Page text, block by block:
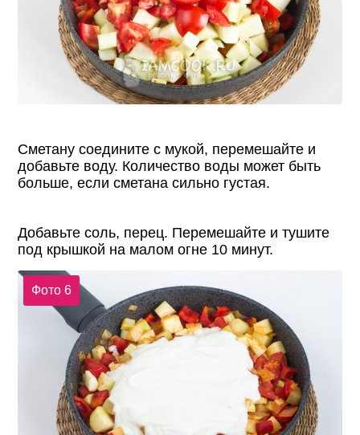
Сметану соедините с мукой, перемешайте и
добавьте воду. Количество воды может быть
больше, если сметана сильно густая.
Добавьте соль, перец. Перемешайте и тушите
под крышкой на малом огне 10 минут.
Фото 6